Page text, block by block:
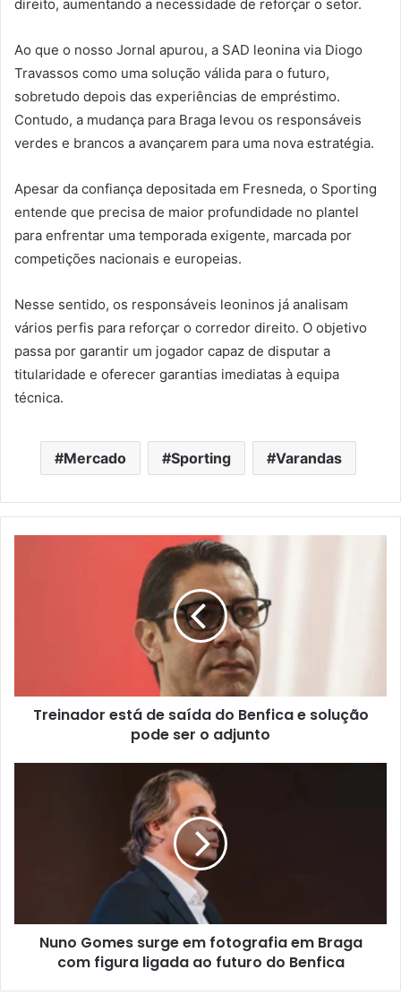
direito, aumentando a necessidade de reforçar o setor.
Ao que o nosso Jornal apurou, a SAD leonina via Diogo
Travassos como uma solução válida para o futuro,
sobretudo depois das experiências de empréstimo.
Contudo, a mudança para Braga levou os responsáveis
verdes e brancos a avançarem para uma nova estratégia.
Apesar da confiança depositada em Fresneda, o Sporting
entende que precisa de maior profundidade no plantel
para enfrentar uma temporada exigente, marcada por
competições nacionais e europeias.
Nesse sentido, os responsáveis leoninos já analisam
vários perfis para reforçar o corredor direito. O objetivo
passa por garantir um jogador capaz de disputar a
titularidade e oferecer garantias imediatas à equipa
técnica.
Mercado Sporting Varandas
Treinador está de saída do Benfica e solução
pode ser o adjunto
Nuno Gomes surge em fotografia em Braga
com figura ligada ao futuro do Benfica